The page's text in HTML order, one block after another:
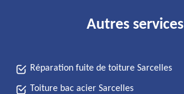
Autres services
Réparation fuite de toiture Sarcelles
Toiture bac acier Sarcelles